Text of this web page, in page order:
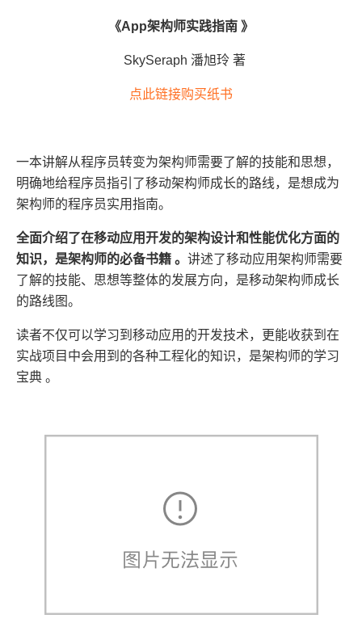
《App架构师实践指南 》
SkySeraph 潘旭玲 著
点此链接购买纸书
一本讲解从程序员转变为架构师需要了解的技能和思想，
明确地给程序员指引了移动架构师成长的路线，是想成为
架构师的程序员实用指南。
全面介绍了在移动应用开发的架构设计和性能优化方面的
知识，是架构师的必备书籍 。 讲述了移动应用架构师需要
了解的技能、思想等整体的发展方向，是移动架构师成长
的路线图。
读者不仅可以学习到移动应用的开发技术，更能收获到在
实战项目中会用到的各种工程化的知识，是架构师的学习
宝典 。